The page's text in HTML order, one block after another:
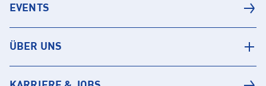
EVENTS
ÜBER UNS